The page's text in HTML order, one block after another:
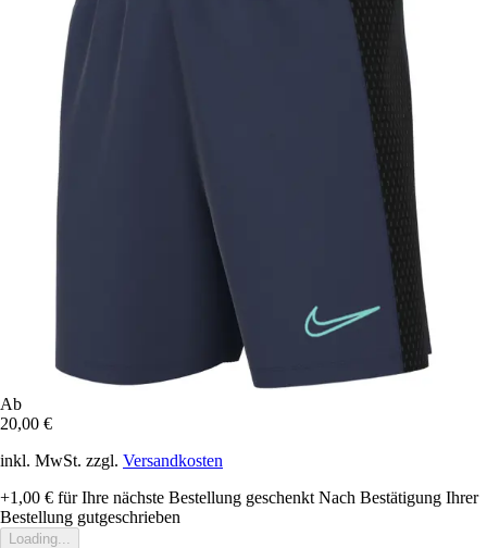
Ab
20,00 €
inkl. MwSt. zzgl. Versandkosten
+1,00 € für Ihre nächste Bestellung geschenkt Nach Bestätigung Ihrer
Bestellung gutgeschrieben
Loading...